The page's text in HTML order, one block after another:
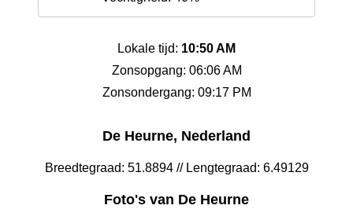
Lokale tijd: 10:50 AM
Zonsopgang: 06:06 AM
Zonsondergang: 09:17 PM
De Heurne, Nederland
Breedtegraad: 51.8894 // Lengtegraad: 6.49129
Foto's van De Heurne